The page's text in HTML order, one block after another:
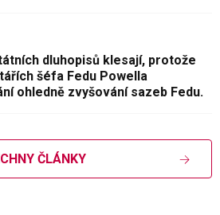
dluhopisů klesají, protože
šéfa Fedu Powella
ohledně zvyšování sazeb Fedu.
ČLÁNKY